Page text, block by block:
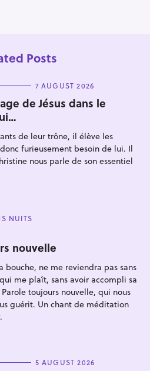
Posts
7 AUGUST 2026
de Jésus dans le
de leur trône, il élève les
furieusement besoin de lui. Il
nous parle de son essentiel
NUITS
nouvelle
ne me reviendra pas sans
me plaît, sans avoir accompli sa
Parole toujours nouvelle, qui nous
guérit. Un chant de méditation
5 AUGUST 2026